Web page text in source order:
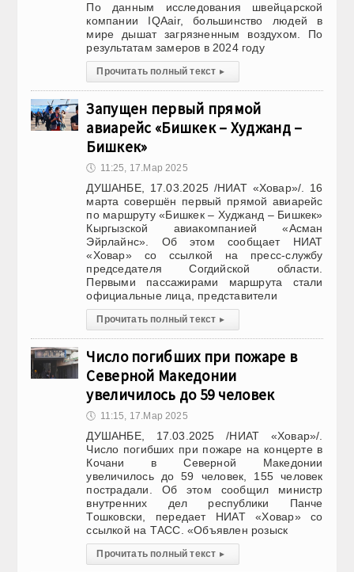
По данным исследования швейцарской
компании IQAair, большинство людей в
мире дышат загрязненным воздухом. По
результатам замеров в 2024 году
Прочитать полный текст ▸
Запущен первый прямой
авиарейс «Бишкек – Худжанд –
Бишкек»
🕔 11:25, 17.Мар 2025
ДУШАНБЕ, 17.03.2025 /НИАТ «Ховар»/. 16
марта совершён первый прямой авиарейс
по маршруту «Бишкек – Худжанд – Бишкек»
Кыргызской авиакомпанией «Асман
Эйрлайнс». Об этом сообщает НИАТ
«Ховар» со ссылкой на пресс-службу
председателя Согдийской области.
Первыми пассажирами маршрута стали
официальные лица, представители
Прочитать полный текст ▸
Число погибших при пожаре в
Северной Македонии
увеличилось до 59 человек
🕔 11:15, 17.Мар 2025
ДУШАНБЕ, 17.03.2025 /НИАТ «Ховар»/.
Число погибших при пожаре на концерте в
Кочани в Северной Македонии
увеличилось до 59 человек, 155 человек
пострадали. Об этом сообщил министр
внутренних дел республики Панче
Тошковски, передает НИАТ «Ховар» со
ссылкой на ТАСС. «Объявлен розыск
Прочитать полный текст ▸